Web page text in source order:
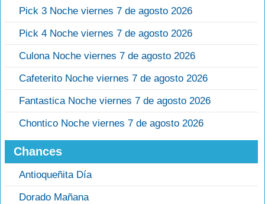
Pick 3 Noche viernes 7 de agosto 2026
Pick 4 Noche viernes 7 de agosto 2026
Culona Noche viernes 7 de agosto 2026
Cafeterito Noche viernes 7 de agosto 2026
Fantastica Noche viernes 7 de agosto 2026
Chontico Noche viernes 7 de agosto 2026
Chances
Antioqueñita Día
Dorado Mañana